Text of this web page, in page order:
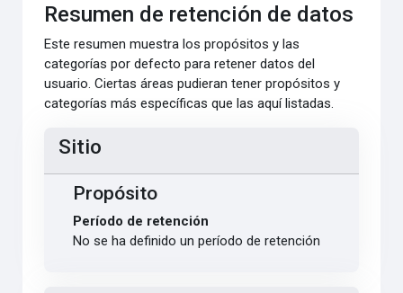
Resumen de retención de datos
Este resumen muestra los propósitos y las
categorías por defecto para retener datos del
usuario. Ciertas áreas pudieran tener propósitos y
categorías más específicas que las aquí listadas.
Sitio
Propósito
Período de retención
No se ha definido un período de retención